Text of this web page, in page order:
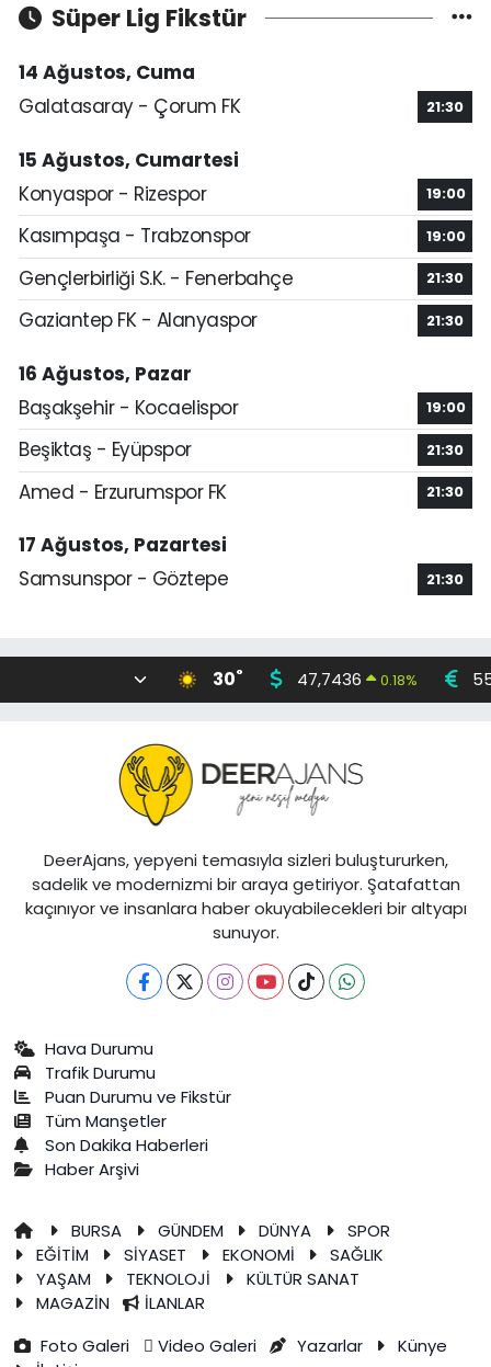
Süper Lig Fikstür
14 Ağustos, Cuma
Galatasaray - Çorum FK
21:30
15 Ağustos, Cumartesi
Konyaspor - Rizespor
19:00
Kasımpaşa - Trabzonspor 19:00
Gençlerbirliği S.K. - Fenerbahçe 21:30
Gaziantep FK - Alanyaspor 21:30
16 Ağustos, Pazar
Başakşehir - Kocaelispor
19:00
Beşiktaş - Eyüpspor 21:30
Amed - Erzurumspor FK 21:30
17 Ağustos, Pazartesi
Samsunspor - Göztepe
21:30
30° 47,7436 0.18%
DeerAjans, yepyeni temasıyla sizleri buluştururken,
sadelik ve modernizmi bir araya getiriyor. Şatafattan
kaçınıyor ve insanlara haber okuyabilecekleri bir altyapı
sunuyor.
Hava Durumu
Trafik Durumu
Puan Durumu ve Fikstür
Tüm Manşetler
Son Dakika Haberleri
Haber Arşivi
BURSA GÜNDEM DÜNYA
SPOR
EĞİTİM
SİYASET EKONOMİ
SAĞLIK
YAŞAM
TEKNOLOJİ
KÜLTÜR SANAT
MAGAZİN
İLANLAR
Foto Galeri
Video Galeri Yazarlar
Künye